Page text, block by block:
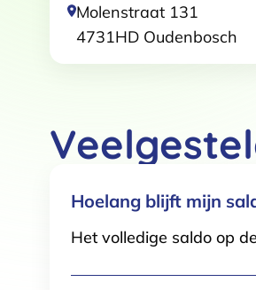
ze
Klik
Molenstraat 131
4731HD Oudenbosch
Hoelang blijft mijn
Het volledige saldo op